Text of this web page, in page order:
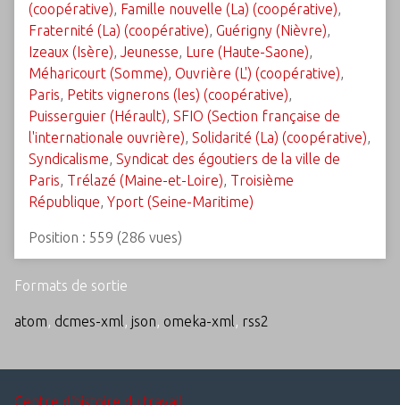
(coopérative), Famille nouvelle (La) (coopérative),
Fraternité (La) (coopérative), Guérigny (Nièvre),
Izeaux (Isère), Jeunesse, Lure (Haute-Saone),
Méharicourt (Somme), Ouvrière (L') (coopérative),
Paris, Petits vignerons (les) (coopérative),
Puisserguier (Hérault), SFIO (Section française de
l'internationale ouvrière), Solidarité (La) (coopérative),
Syndicalisme, Syndicat des égoutiers de la ville de
Paris, Trélazé (Maine-et-Loire), Troisième
République, Yport (Seine-Maritime)
Position : 559 (286 vues)
Formats de sortie
atom, dcmes-xml, json, omeka-xml, rss2
Centre d'histoire du travail